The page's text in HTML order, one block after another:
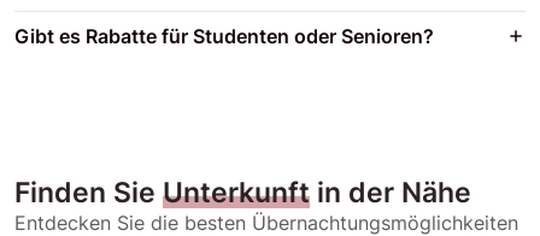
Gibt es Rabatte für Studenten oder Senioren?
Finden Sie Unterkunft in der Nähe
Entdecken Sie die besten Übernachtungsmöglichkeiten